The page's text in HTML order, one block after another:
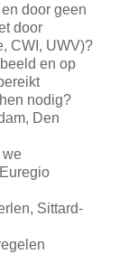
door geen
door
CWI, UWV)?
en op
nodig?
Den
we
Sittard-